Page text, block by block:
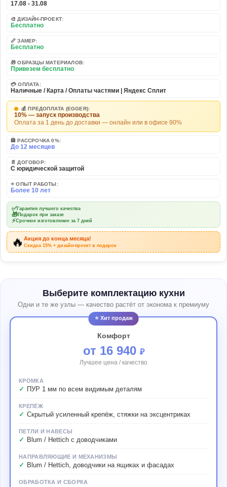
17.08 - 31.08
🎨 ДИЗАЙН-ПРОЕКТ:
Бесплатно
📏 ЗАМЕР:
Бесплатно
🎁 ОБРАЗЦЫ МАТЕРИАЛОВ:
Привезем бесплатно
💳 ОПЛАТА:
Наличные / Карта / Оплаты частями | Яндекс Сплит
💰 ПРЕДОПЛАТА (EGGER):
10% — запуск производства
Оплата за 1 день до доставки — онлайн или в офисе 90%
🏦 РАССРОЧКА 0%:
До 12 месяцев
📄 ДОГОВОР:
С юридической защитой
⭐ ОПЫТ РАБОТЫ:
Более 10 лет
✅Гарантия лучшего качества
🎁 Подарок при заказе
⚡Срочное изготовление за 7 дней
🔥Акция до конца месяца!
Скидка 15% + дизайн-проект в подарок
Выберите комплектацию кухни
Одни и те же узлы — качество растёт от эконома к премиуму
⭐ Хит продаж
Комфорт
от 16 940 ₽
Лучшее цена / качество
КРОМКА
ПУР 1 мм по всем видимым деталям
КРЕПЁЖ
Скрытый усиленный крепёж, стяжки на эксцентриках
ПЕТЛИ И НАВЕСЫ
Blum / Hettich с доводчиками
НАПРАВЛЯЮЩИЕ И МЕХАНИЗМЫ
Blum / Hettich, доводчики на ящиках и фасадах
ОБРАБОТКА И СБОРКА